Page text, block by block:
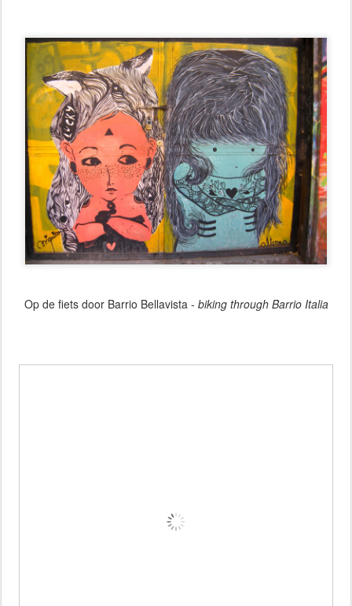
Op de fiets door Barrio Bellavista - biking through Barrio Italia